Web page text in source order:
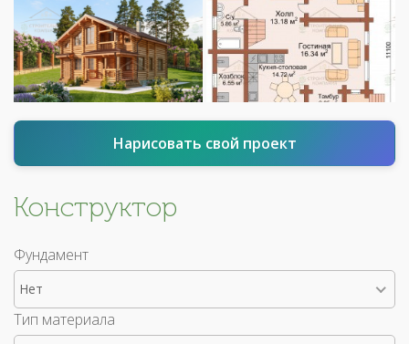
Нарисовать свой проект
Конструктор
Фундамент
Нет
Тип материала